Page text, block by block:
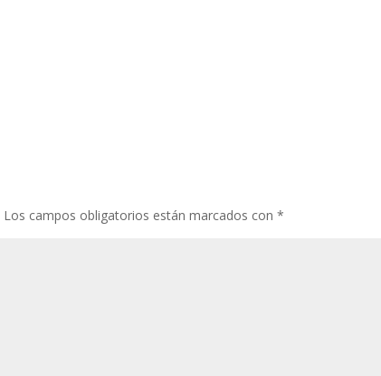
Los campos obligatorios están marcados con *